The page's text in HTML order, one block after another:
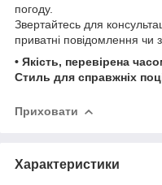
погоду.
Звертайтесь для
приватні повідомлення чи
• Якість, перевірена
Стиль для справжніх
Приховати
Характеристики